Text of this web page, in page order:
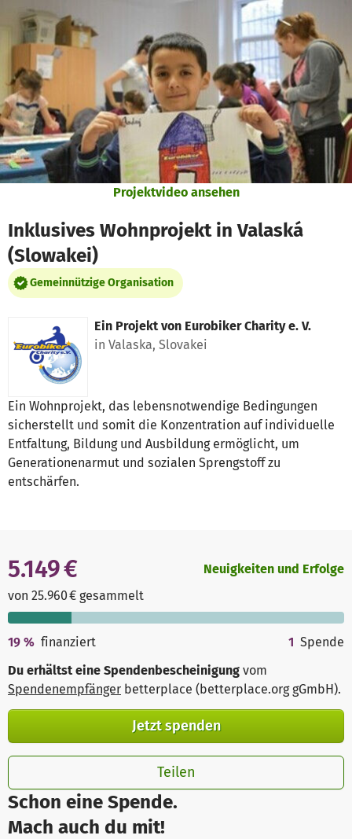
Zum Hauptinhalt springen
Erklärung zur Barrierefreiheit anzeigen
Projektvideo ansehen
Inklusives Wohnprojekt in Valaská
(Slowakei)
Gemeinnützige Organisation
Ein Projekt von Eurobiker Charity e. V.
in Valaska, Slovakei
Ein Wohnprojekt, das lebensnotwendige Bedingungen
sicherstellt und somit die Konzentration auf individuelle
Entfaltung, Bildung und Ausbildung ermöglicht, um
Generationenarmut und sozialen Sprengstoff zu
entschärfen.
Schon eine Spende.
Mach auch du mit!
5.149 €
von 25.960 € gesammelt
Neuigkeiten und Erfolge
19 % finanziert 1 Spende
Du erhältst eine Spendenbescheinigung vom
Spendenempfänger betterplace (betterplace.org gGmbH).
Jetzt spenden
Teilen